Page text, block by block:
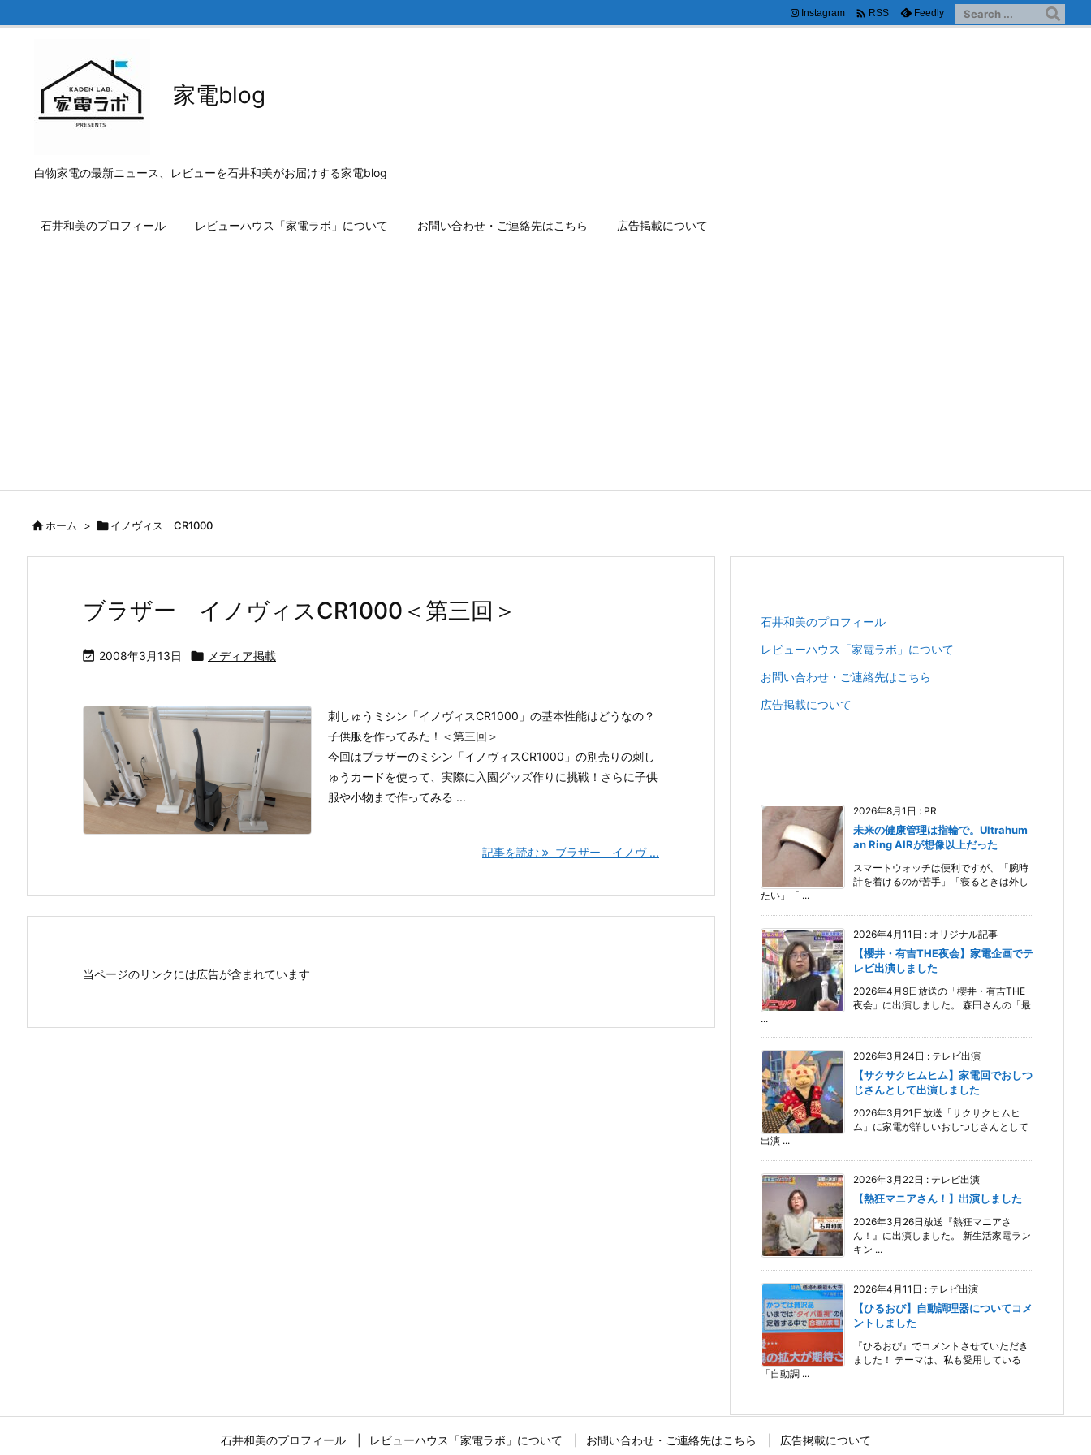
家電blog
白物家電の最新ニュース、レビューを石井和美がお届けする家電blog
石井和美のプロフィール レビューハウス「家電ラボ」について お問い合わせ・ご連絡先はこちら 広告掲載について
Instagram  RSS Feedly
ホーム > イノヴィス CR1000
ブラザー イノヴィスCR1000＜第三回＞
 2008年3月13日  メディア掲載
刺しゅうミシン「イノヴィスCR1000」の基本性能はどうなの？
子供服を作ってみた！＜第三回＞
今回はブラザーのミシン「イノヴィスCR1000」の別売りの刺し
ゅうカードを使って、実際に入園グッズ作りに挑戦！さらに子供
服や小物まで作ってみる ...
記事を読む ブラザー イノヴ ...
当ページのリンクには広告が含まれています
石井和美のプロフィール
レビューハウス「家電ラボ」について
お問い合わせ・ご連絡先はこちら
広告掲載について
2026年8月1日 : PR
未来の健康管理は指輪で。Ultrahum
an Ring AIRが想像以上だった
スマートウォッチは便利ですが、「腕時
計を着けるのが苦手」「寝るときは外し
たい」「 ...
2026年4月11日 : オリジナル記事
【櫻井・有吉THE夜会】家電企画でテ
レビ出演しました
2026年4月9日放送の「櫻井・有吉THE
夜会」に出演しました。 森田さんの「最
...
2026年3月24日 : テレビ出演
【サクサクヒムヒム】家電回でおしつ
じさんとして出演しました
2026年3月21日放送「サクサクヒムヒ
ム」に家電が詳しいおしつじさんとして
出演 ...
2026年3月22日 : テレビ出演
【熱狂マニアさん！】出演しました
2026年3月26日放送『熱狂マニアさ
ん！』に出演しました。 新生活家電ラン
キン ...
2026年4月11日 : テレビ出演
【ひるおび】自動調理器についてコメ
ントしました
『ひるおび』でコメントさせていただき
ました！ テーマは、私も愛用している
「自動調 ...
石井和美のプロフィール レビューハウス「家電ラボ」について お問い合わせ・ご連絡先はこちら 広告掲載について